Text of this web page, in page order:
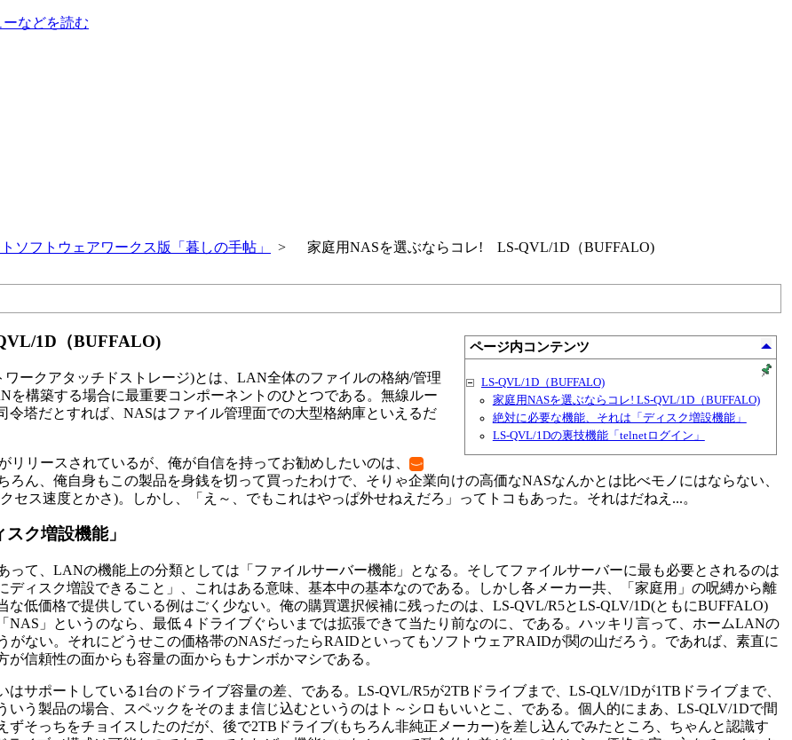
などを読む
ソフトウェアワークス版「暮しの手帖」 > 家庭用NASを選ぶならコレ! LS-QVL/1D（BUFFALO)
ページ内コンテンツ
LS-QVL/1D（BUFFALO)
家庭用NASを選ぶならコレ! LS-QVL/1D（BUFFALO)
絶対に必要な機能、それは「ディスク増設機能」
LS-QVL/1Dの裏技機能「telnetログイン」
1D（BUFFALO)
ワークアタッチドストレージ)とは、LAN全体のファイルの格納/管理
を構築する場合に最重要コンポーネントのひとつである。無線ルー
令塔だとすれば、NASはファイル管理面での大型格納庫といえるだ
リースされているが、俺が自信を持ってお勧めしたいのは、
ろん、俺自身もこの製品を身銭を切って買ったわけで、そりゃ企業向けの高価なNASなんかとは比べモノにはならない、
セス速度とかさ)。しかし、「え～、でもこれはやっぱ外せねえだろ」ってトコもあった。それはだねえ...。
ク増設機能」
って、LANの機能上の分類としては「ファイルサーバー機能」となる。そしてファイルサーバーに最も必要とされるのは
ディスク増設できること」、これはある意味、基本中の基本なのである。しかし各メーカー共、「家庭用」の呪縛から離
な低価格で提供している例はごく少ない。俺の購買選択候補に残ったのは、LS-QVL/R5とLS-QLV/1D(ともにBUFFALO)
NAS」というのなら、最低４ドライブぐらいまでは拡張できて当たり前なのに、である。ハッキリ言って、ホームLANの
がない。それにどうせこの価格帯のNASだったらRAIDといってもソフトウェアRAIDが関の山だろう。であれば、素直に
信頼性の面からも容量の面からもナンボかマシである。
サポートしている1台のドライブ容量の差、である。LS-QVL/R5が2TBドライブまで、LS-QLV/1Dが1TBドライブまで、
いう製品の場合、スペックをそのまま信じ込むというのはト～シロもいいとこ、である。個人的にまあ、LS-QLV/1Dで間
ずそっちをチョイスしたのだが、後で2TBドライブ(もちろん非純正メーカー)を差し込んでみたところ、ちゃんと認識す